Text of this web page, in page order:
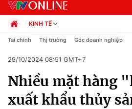
Chuyên mục
Chính trị
KINH TẾ
Chính trị
Pháp luật
Kinh tế
Thể thao
Truyền hình
Tài chính Thị trường Góc doanh nghiệp
29/10/2024 08:51 GMT+7
Nhiều mặt hàng
xuất khẩu thủy